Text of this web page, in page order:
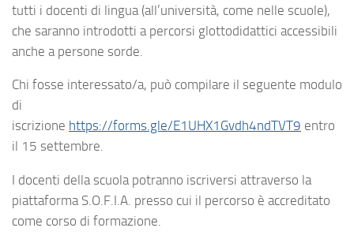
tutti i docenti di lingua (all’università, come nelle scuole),
che saranno introdotti a percorsi glottodidattici accessibili
anche a persone sorde.
Chi fosse interessato/a, può compilare il seguente modulo
di
iscrizione https://forms.gle/E1UHX1Gvdh4ndTVT9 entro
il 15 settembre.
I docenti della scuola potranno iscriversi attraverso la
piattaforma S.O.F.I.A. presso cui il percorso è accreditato
come corso di formazione.